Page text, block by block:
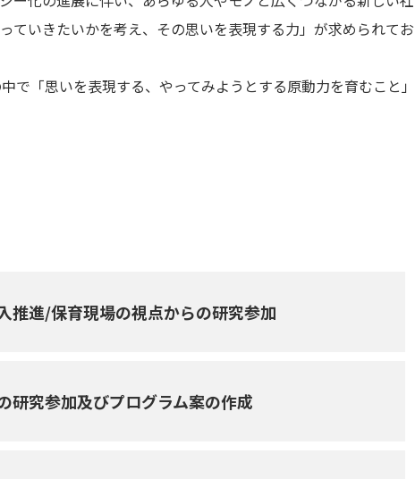
いきたいかを考え、その思いを表現する力」が求められて
「思いを表現する、やってみようとする原動力を育むこと
推進/保育現場の視点からの研究参加
研究参加及びプログラム案の作成